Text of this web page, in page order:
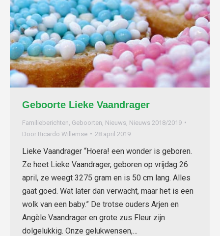
Geboorte Lieke Vaandrager
Familieberichten Geboorten Nieuws Nieuws 2018/2019
Door Ricardo Willemse 28 april 2019
Lieke Vaandrager “Hoera! een wonder is geboren.
Ze heet Lieke Vaandrager, geboren op vrijdag 26
april, ze weegt 3275 gram en is 50 cm lang. Alles
gaat goed. Wat later dan verwacht, maar het is een
wolk van een baby.” De trotse ouders Arjen en
Angèle Vaandrager en grote zus Fleur zijn
dolgelukkig. Onze gelukwensen,…